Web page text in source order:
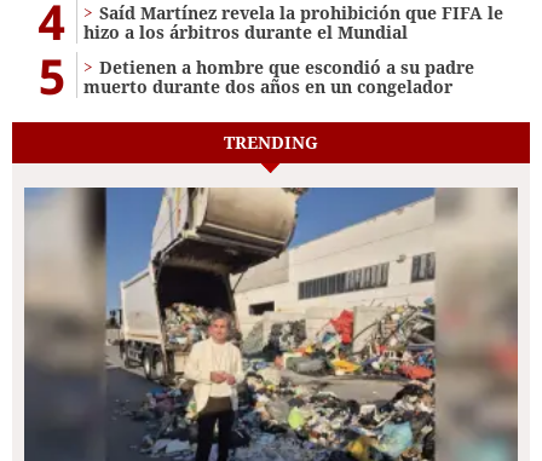
4
Saíd Martínez revela la prohibición que FIFA le
hizo a los árbitros durante el Mundial
5
Detienen a hombre que escondió a su padre
muerto durante dos años en un congelador
TRENDING